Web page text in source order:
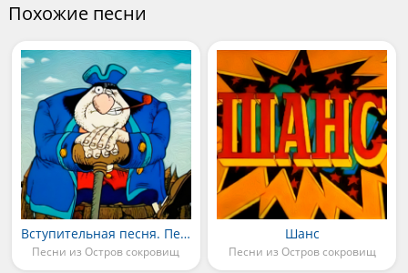
Похожие песни
Вступительная песня. Первая серия
Песни из Остров сокровищ
Шанс
Песни из Остров сокровищ